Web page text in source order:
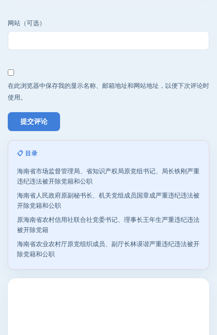
网站（可选）
在此浏览器中保存我的显示名称、邮箱地址和网站地址，以便下次评论时
使用。
📋 目录
海南省市场监督管理局、省知识产权局原党组书记、局长铁刚严重
违纪违法被开除党籍和公职
海南省人民政府原副秘书长、机关党组成员国章成严重违纪违法被
开除党籍和公职
原海南省农村信用社联合社党委书记、理事长王年生严重违纪违法
被开除党籍
海南省农业农村厅原党组织成员、副厅长林谟谐严重违纪违法被开
除党籍和公职